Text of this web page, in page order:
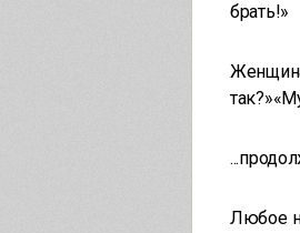
брать!»
Любое